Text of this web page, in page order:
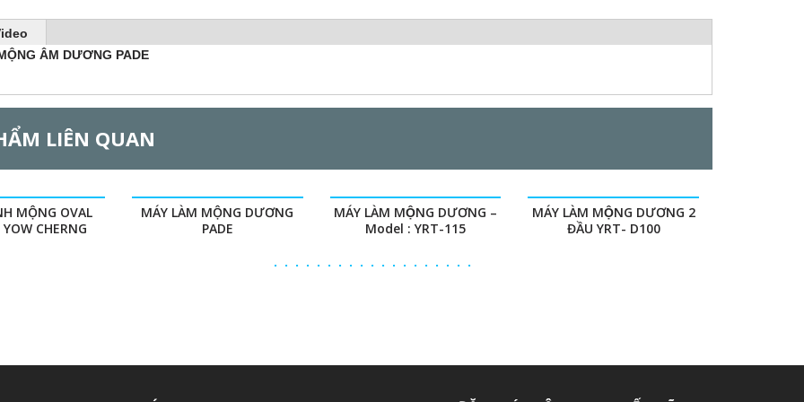
ÂM DƯƠNG PADE
LIÊN QUAN
MỘNG OVAL
CHERNG
MÁY LÀM MỘNG DƯƠNG
PADE
MÁY LÀM MỘNG DƯƠNG –
Model : YRT-115
MÁY LÀM MỘNG DƯƠNG 2
ĐẦU YRT- D100